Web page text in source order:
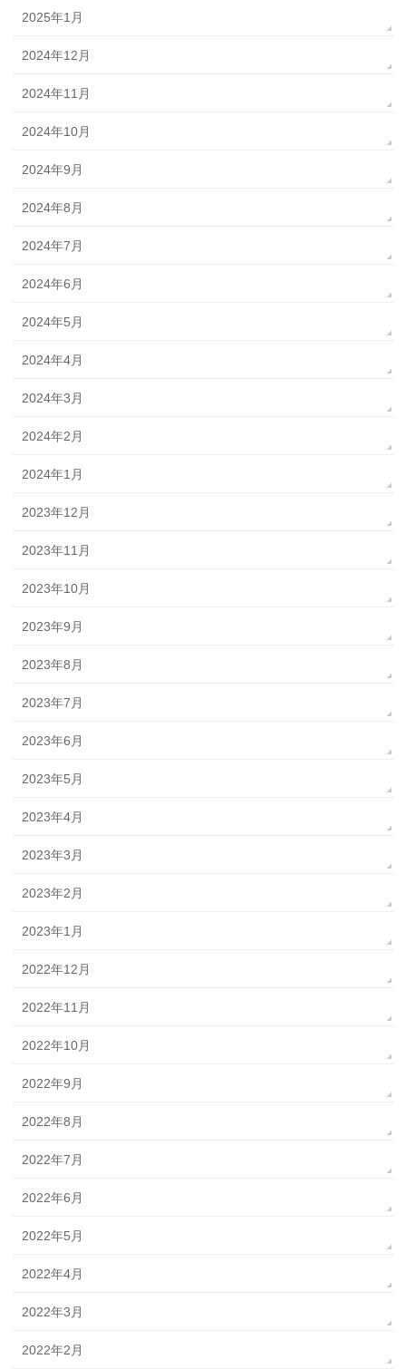
2025年1月
2024年12月
2024年11月
2024年10月
2024年9月
2024年8月
2024年7月
2024年6月
2024年5月
2024年4月
2024年3月
2024年2月
2024年1月
2023年12月
2023年11月
2023年10月
2023年9月
2023年8月
2023年7月
2023年6月
2023年5月
2023年4月
2023年3月
2023年2月
2023年1月
2022年12月
2022年11月
2022年10月
2022年9月
2022年8月
2022年7月
2022年6月
2022年5月
2022年4月
2022年3月
2022年2月